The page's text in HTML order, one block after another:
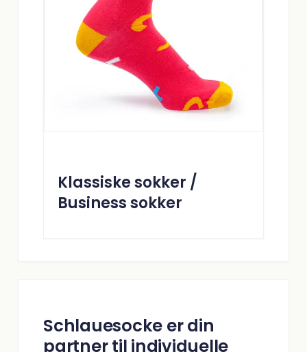
Klassiske sokker /
Business sokker
Schlauesocke er din
partner til individuelle